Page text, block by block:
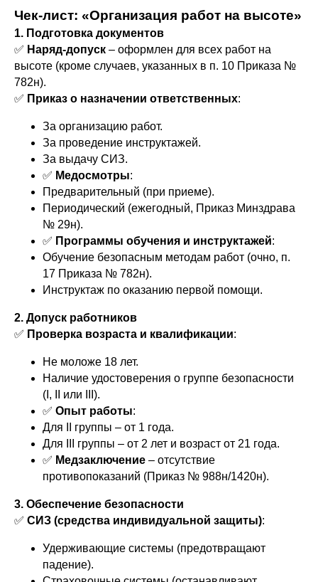
Чек-лист: «Организация работ на высоте»
1. Подготовка документов
✅ Наряд-допуск – оформлен для всех работ на
высоте (кроме случаев, указанных в п. 10 Приказа №
782н).
✅ Приказ о назначении ответственных:
За организацию работ.
За проведение инструктажей.
За выдачу СИЗ.
✅ Медосмотры:
Предварительный (при приеме).
Периодический (ежегодный, Приказ Минздрава
№ 29н).
✅ Программы обучения и инструктажей:
Обучение безопасным методам работ (очно, п.
17 Приказа № 782н).
Инструктаж по оказанию первой помощи.
2. Допуск работников
✅ Проверка возраста и квалификации:
Не моложе 18 лет.
Наличие удостоверения о группе безопасности
(I, II или III).
✅ Опыт работы:
Для II группы – от 1 года.
Для III группы – от 2 лет и возраст от 21 года.
✅ Медзаключение – отсутствие
противопоказаний (Приказ № 988н/1420н).
3. Обеспечение безопасности
✅ СИЗ (средства индивидуальной защиты):
Удерживающие системы (предотвращают
падение).